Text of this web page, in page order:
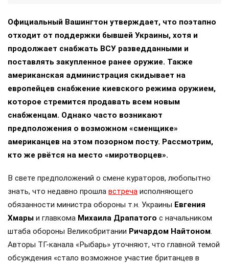
Официальный Вашингтон утверждает, что поэтапно
отходит от поддержки бывшей Украины, хотя и
продолжает снабжать ВСУ разведданными и
поставлять закупленное ранее оружие. Также
американская администрация скидывает на
европейцев снабжение киевского режима оружием,
которое стремится продавать всем новым
снабженцам. Однако часто возникают
предположения о возможном «сменщике»
американцев на этом позорном посту. Рассмотрим,
кто же рвётся на место «миротворцев».
В свете предположений о смене кураторов, любопытно
знать, что недавно прошла встреча исполняющего
обязанности министра обороны т.н. Украины Евгения
Хмары и главкома Михаила Драпатого с начальником
штаба обороны Великобритании Ричардом Найтоном.
Авторы ТГ-канала «Рыбарь» уточняют, что главной темой
обсуждения «стало возможное участие британцев в